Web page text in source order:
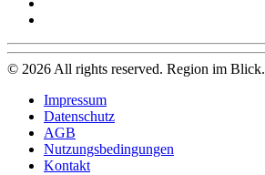
© 2026 All rights reserved. Region im Blick.
Impressum
Datenschutz
AGB
Nutzungsbedingungen
Kontakt